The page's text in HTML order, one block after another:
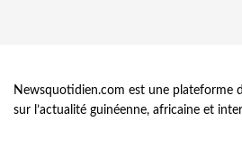
Newsquotidien.com est une plateforme
sur l’actualité guinéenne, africaine et